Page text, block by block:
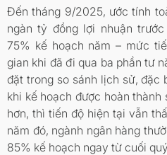
Đến tháng 9/2025, ước tính
ngàn tỷ đồng lợi nhuận
75% kế hoạch năm – mức
gian khi đã đi qua ba phần tư
đặt trong so sánh lịch sử, đặc
khi kế hoạch được hoàn
hơn, thì tiến độ hiện tại vẫn
năm đó, ngành ngân hàng
85% kế hoạch ngay từ cuối